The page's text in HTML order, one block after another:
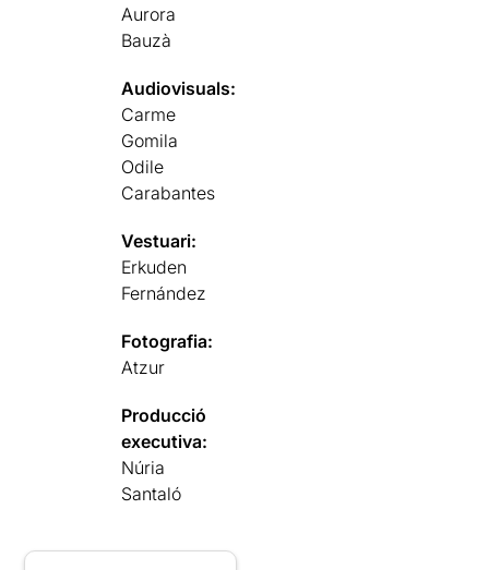
Aurora
Bauzà
Audiovisuals:
Carme
Gomila
Odile
Carabantes
Vestuari:
Erkuden
Fernández
Fotografia:
Atzur
Producció
executiva:
Núria
Santaló